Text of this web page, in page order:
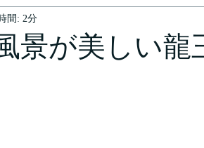
景が美しい龍
間: 2分